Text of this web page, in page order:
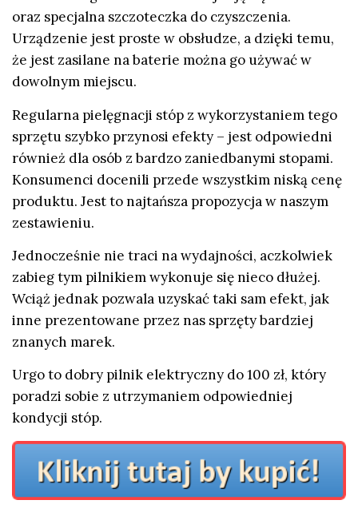
oraz specjalna szczoteczka do czyszczenia.
Urządzenie jest proste w obsłudze, a dzięki temu,
że jest zasilane na baterie można go używać w
dowolnym miejscu.
Regularna pielęgnacji stóp z wykorzystaniem tego
sprzętu szybko przynosi efekty – jest odpowiedni
również dla osób z bardzo zaniedbanymi stopami.
Konsumenci docenili przede wszystkim niską cenę
produktu. Jest to najtańsza propozycja w naszym
zestawieniu.
Jednocześnie nie traci na wydajności, aczkolwiek
zabieg tym pilnikiem wykonuje się nieco dłużej.
Wciąż jednak pozwala uzyskać taki sam efekt, jak
inne prezentowane przez nas sprzęty bardziej
znanych marek.
Urgo to dobry pilnik elektryczny do 100 zł, który
poradzi sobie z utrzymaniem odpowiedniej
kondycji stóp.